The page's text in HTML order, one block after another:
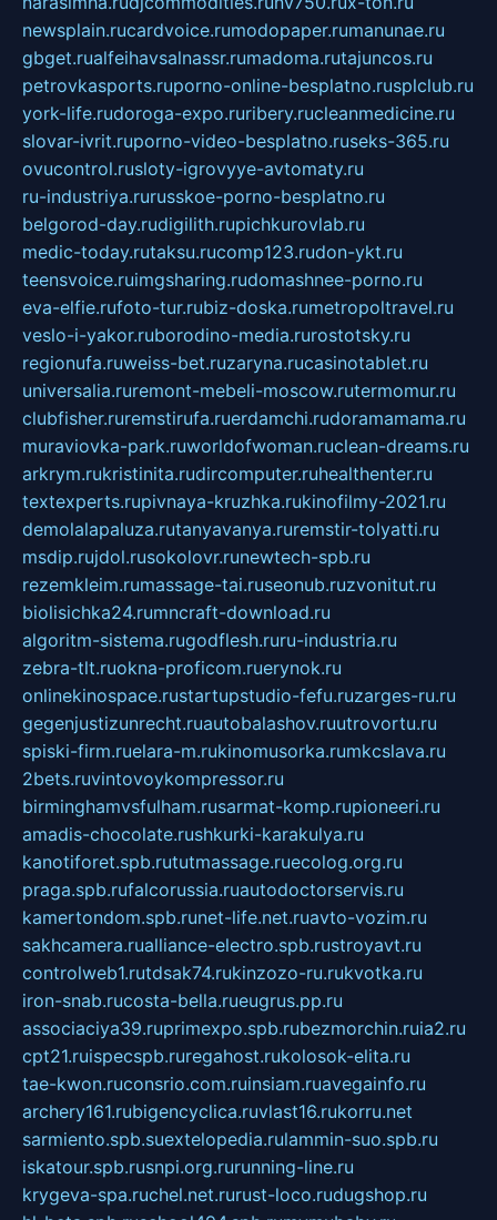
newsplain.rucardvoice.rumodopaper.rumanunae.ru
gbget.rualfeihavsalnassr.rumadoma.rutajuncos.ru
petrovkasports.ruporno-online-besplatno.rusplclub.ru
york-life.rudoroga-expo.ruribery.rucleanmedicine.ru
slovar-ivrit.ruporno-video-besplatno.ruseks-365.ru
ovucontrol.rusloty-igrovyye-avtomaty.ru
ru-industriya.rurusskoe-porno-besplatno.ru
belgorod-day.rudigilith.rupichkurovlab.ru
medic-today.rutaksu.rucomp123.rudon-ykt.ru
teensvoice.ruimgsharing.rudomashnee-porno.ru
eva-elfie.rufoto-tur.rubiz-doska.rumetropoltravel.ru
veslo-i-yakor.ruborodino-media.rurostotsky.ru
regionufa.ruweiss-bet.ruzaryna.rucasinotablet.ru
universalia.ruremont-mebeli-moscow.rutermomur.ru
clubfisher.ruremstirufa.ruerdamchi.rudoramamama.ru
muraviovka-park.ruworldofwoman.ruclean-dreams.ru
arkrym.rukristinita.rudircomputer.ruhealthenter.ru
textexperts.rupivnaya-kruzhka.rukinofilmy-2021.ru
demolalapaluza.rutanyavanya.ruremstir-tolyatti.ru
msdip.rujdol.rusokolovr.runewtech-spb.ru
rezemkleim.rumassage-tai.ruseonub.ruzvonitut.ru
biolisichka24.rumncraft-download.ru
algoritm-sistema.rugodflesh.ruru-industria.ru
zebra-tlt.ruokna-proficom.ruerynok.ru
onlinekinospace.rustartupstudio-fefu.ruzarges-ru.ru
gegenjustizunrecht.ruautobalashov.ruutrovortu.ru
spiski-firm.ruelara-m.rukinomusorka.rumkcslava.ru
2bets.ruvintovoykompressor.ru
birminghamvsfulham.rusarmat-komp.rupioneeri.ru
amadis-chocolate.rushkurki-karakulya.ru
kanotiforet.spb.rututmassage.ruecolog.org.ru
praga.spb.rufalcorussia.ruautodoctorservis.ru
kamertondom.spb.runet-life.net.ruavto-vozim.ru
sakhcamera.rualliance-electro.spb.rustroyavt.ru
controlweb1.rutdsak74.rukinzozo-ru.rukvotka.ru
iron-snab.rucosta-bella.rueugrus.pp.ru
associaciya39.ruprimexpo.spb.rubezmorchin.ruia2.ru
cpt21.ruispecspb.ruregahost.rukolosok-elita.ru
tae-kwon.ruconsrio.com.ruinsiam.ruavegainfo.ru
archery161.rubigencyclica.ruvlast16.rukorru.net
sarmiento.spb.suextelopedia.rulammin-suo.spb.ru
iskatour.spb.rusnpi.org.rurunning-line.ru
krygeva-spa.ruchel.net.rurust-loco.rudugshop.ru